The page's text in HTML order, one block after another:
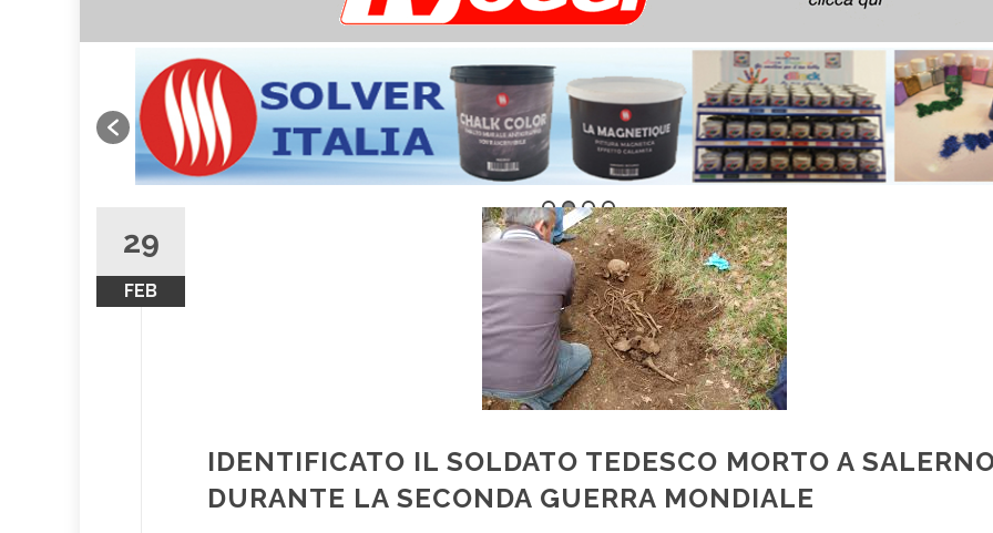
29
FEB
IDENTIFICATO IL SOLDATO TEDESCO MORTO A
DURANTE LA SECONDA GUERRA MONDIALE